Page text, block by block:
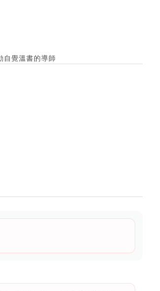
自覺溫書的導師